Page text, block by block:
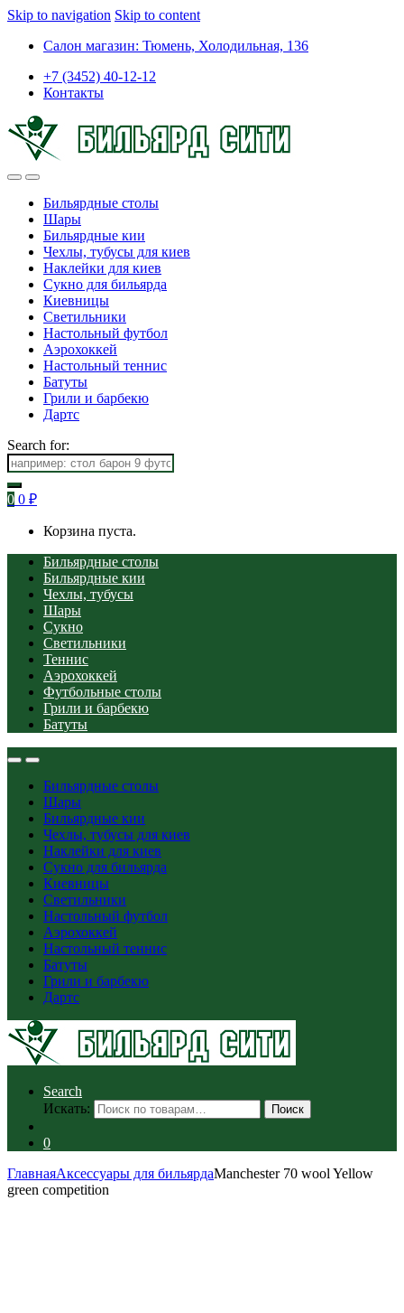
Skip to navigation Skip to content
Салон магазин: Тюмень, Холодильная, 136
+7 (3452) 40-12-12
Контакты
Бильярдные столы
Шары
Бильярдные кии
Чехлы, тубусы для киев
Наклейки для киев
Сукно для бильярда
Киевницы
Светильники
Настольный футбол
Аэрохоккей
Настольный теннис
Батуты
Грили и барбекю
Дартс
Search for:
0 0 ₽
Корзина пуста.
Бильярдные столы
Бильярдные кии
Чехлы, тубусы
Шары
Сукно
Светильники
Теннис
Аэрохоккей
Футбольные столы
Грили и барбекю
Батуты
Бильярдные столы
Шары
Бильярдные кии
Чехлы, тубусы для киев
Наклейки для киев
Сукно для бильярда
Киевницы
Светильники
Настольный футбол
Аэрохоккей
Настольный теннис
Батуты
Грили и барбекю
Дартс
Search
Искать:
Поиск
0
ГлавнаяАксессуары для бильярдаManchester 70 wool Yellow
green competition